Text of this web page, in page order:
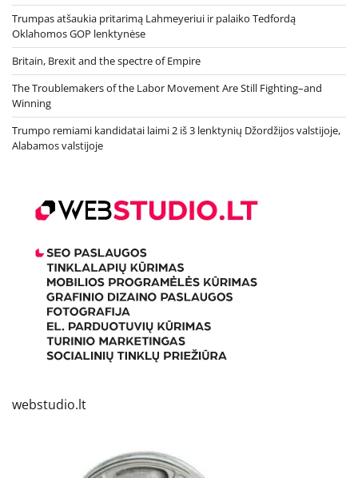
Trumpas atšaukia pritarimą Lahmeyeriui ir palaiko Tedfordą
Oklahomos GOP lenktynėse
Britain, Brexit and the spectre of Empire
The Troublemakers of the Labor Movement Are Still Fighting–and
Winning
Trumpo remiami kandidatai laimi 2 iš 3 lenktynių Džordžijos valstijoje,
Alabamos valstijoje
webstudio.lt